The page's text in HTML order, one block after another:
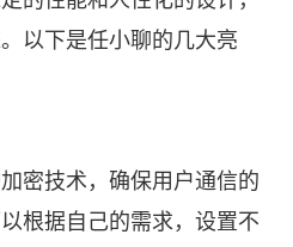
以下是任小聊的几大亮
密技术，确保用户通信的
根据自己的需求，设置不